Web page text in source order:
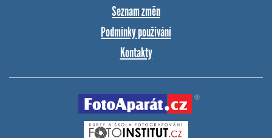
Seznam změn
Podmínky používání
Kontakty